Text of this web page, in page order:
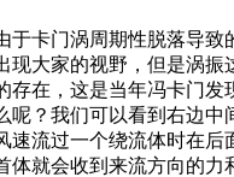
卡门涡周期性脱落导致
现大家的视野，但是涡振
存在，这是当年冯卡门发
呢？我们可以看到右边中
速流过一个绕流体时在后
体就会收到来流方向的力